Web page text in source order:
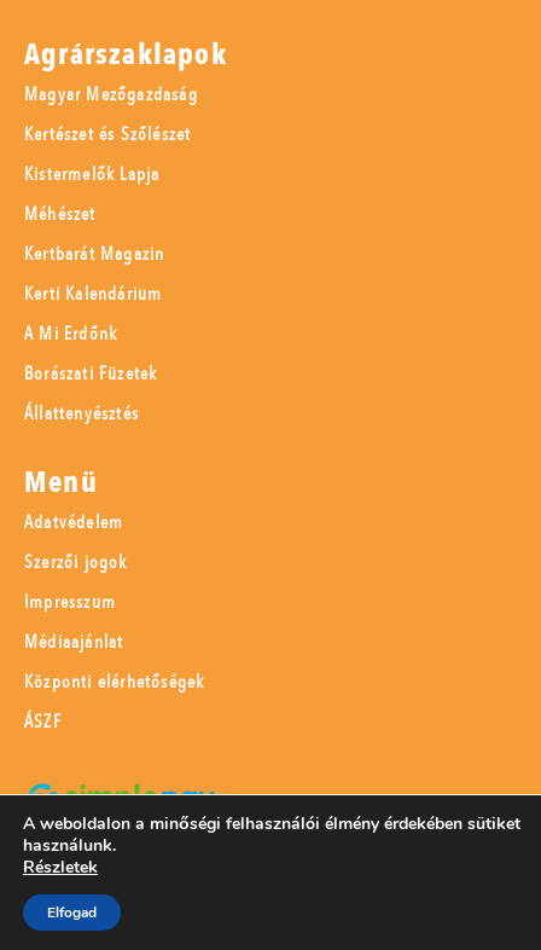
Agrárszaklapok
Magyar Mezőgazdaság
Kertészet és Szőlészet
Kistermelők Lapja
Méhészet
Kertbarát Magazin
Kerti Kalendárium
A Mi Erdőnk
Borászati Füzetek
Állattenyésztés
Menü
Adatvédelem
Szerzői jogok
Impresszum
Médiaajánlat
Központi elérhetőségek
ÁSZF
SimplePay adattovábbítási nyilatkozat
A weboldalon a minőségi felhasználói élmény érdekében sütiket
használunk.
Részletek
Elfogad